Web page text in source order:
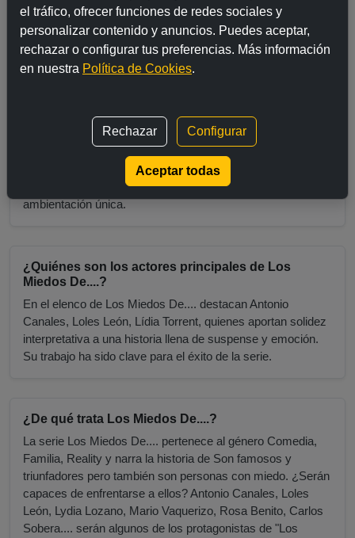
¿Cuántas temporadas tiene Los Miedos De....?
Hasta la fecha, Los Miedos De.... cuenta con un total de 1
temporada(s), con nuevos episodios que podrían estar en
desarrollo si la serie sigue en emisión.
¿Cuándo se estrenó Los Miedos De....?
2022. Desde su lanzamiento, ha captado la atención de
miles de espectadores gracias a su original trama y
ambientación única.
¿Quiénes son los actores principales de Los
Miedos De....?
En el elenco de Los Miedos De.... destacan Antonio
Canales, Loles León, Lídia Torrent, quienes aportan solidez
interpretativa a una historia llena de suspense y emoción.
Su trabajo ha sido clave para el éxito de la serie.
¿De qué trata Los Miedos De....?
La serie Los Miedos De.... pertenece al género Comedia,
Familia, Reality y narra la historia de Son famosos y
triunfadores pero también son personas con miedo. ¿Serán
capaces de enfrentarse a ellos? Antonio Canales, Loles
León, Lydia Lozano, Mario Vaquerizo, Rosa Benito, Carlos
Sobera.... serán algunos de los protagonistas de "Los
el tráfico, ofrecer funciones de redes sociales y
personalizar contenido y anuncios. Puedes aceptar,
rechazar o configurar tus preferencias. Más información
en nuestra Política de Cookies.
Rechazar Configurar
Aceptar todas